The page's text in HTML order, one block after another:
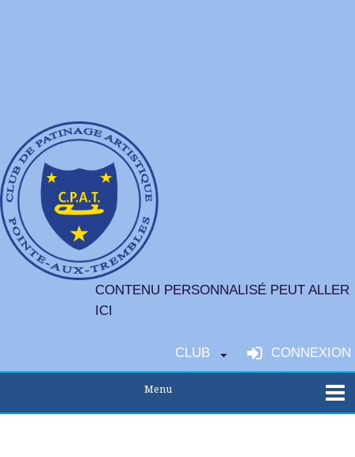
CONTENU PERSONNALISÉ PEUT ALLER
ICI
CLUB CONNEXION